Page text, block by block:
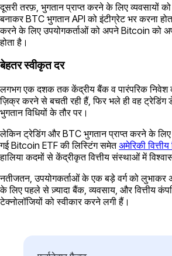
दूसरी तरफ़, भुगतान प्राप्त करने के लिए व्यवसायों
बनाकर BTC भुगतान API को इंटीग्रेट भर करना
करने के लिए उपयोगकर्ताओं को अपने Bitcoin को
होता है।
बेहतर स्वीकृत दर
लगभग एक दशक तक केंद्रीय बैंक व पारंपरिक निवेश
ज़िक्र करने से बचती रही हैं, फिर भले ही वह ट्रेडिंग
भुगतान विधियों के तौर पर।
लेकिन ट्रेडिंग और BTC भुगतान प्राप्त करने के
गई Bitcoin ETF की लिस्टिंग समेतअमेरिकी
हालिया कदमों से केंद्रीकृत वित्तीय संस्थाओं में
नतीजतन, उपयोगकर्ताओं के एक बड़े वर्ग को लुभाकर
के लिए पहले से ज़्यादा बैंक, व्यवसाय, और वित्तीय
टेक्नोलॉजियों को स्वीकार करने लगी हैं।